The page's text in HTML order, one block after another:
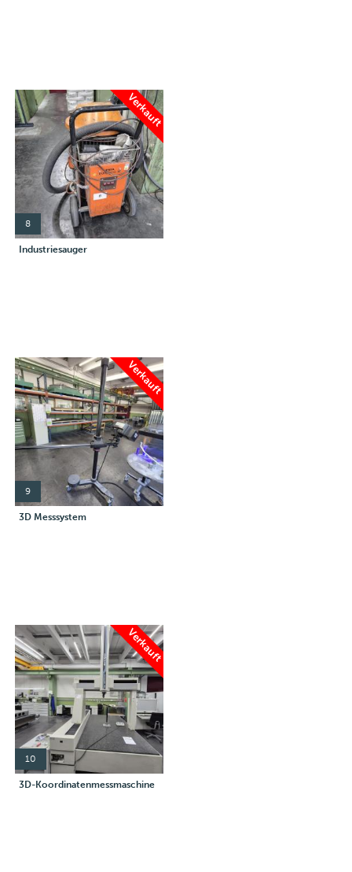
Verkauft
8
Industriesauger
Verkauft
9
3D Messsystem
Verkauft
10
3D-Koordinatenmessmaschine